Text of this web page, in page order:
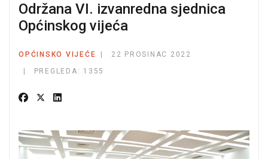
Održana VI. izvanredna sjednica
Općinskog vijeća
OPĆINSKO VIJEĆE
22 PROSINAC 2022
PREGLEDA: 1355